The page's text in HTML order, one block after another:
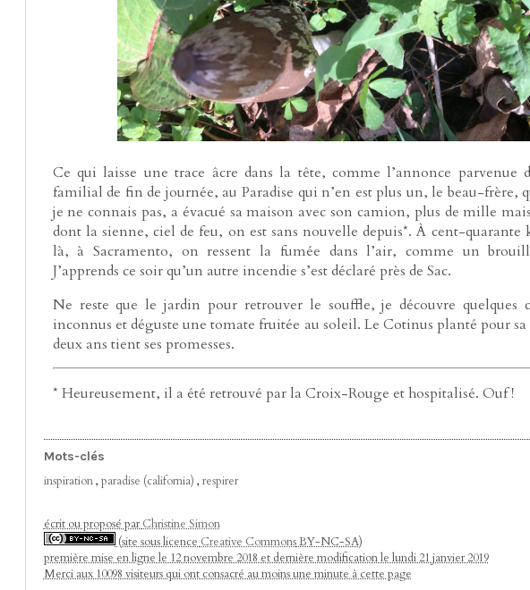
Ce qui laisse une trace âcre dans la tête, comme l’annonce parvenue
familial de fin de journée, au Paradise qui n’en est plus un, le beau-frère,
je ne connais pas, a évacué sa maison avec son camion, plus de mille
dont la sienne, ciel de feu, on est sans nouvelle depuis*. À cent-quarante
là, à Sacramento, on ressent la fumée dans l’air, comme un
J’apprends ce soir qu’un autre incendie s’est déclaré près de Sac.
Ne reste que le jardin pour retrouver le souffle, je découvre quelques
inconnus et déguste une tomate fruitée au soleil. Le Cotinus planté pour
deux ans tient ses promesses.
* Heureusement, il a été retrouvé par la Croix-Rouge et hospitalisé. Ouf !
Mots-clés
inspiration, paradise (california) , respirer
écrit ou proposé parChristine Simon
(site sous licence Creative CommonsBY-NC-SA)
première mise en ligne le 12 novembre 2018 et dernière modification le lundi 21 janvier 2019
Merci aux 10098 visiteurs qui ont consacré au moins une minute à cette page